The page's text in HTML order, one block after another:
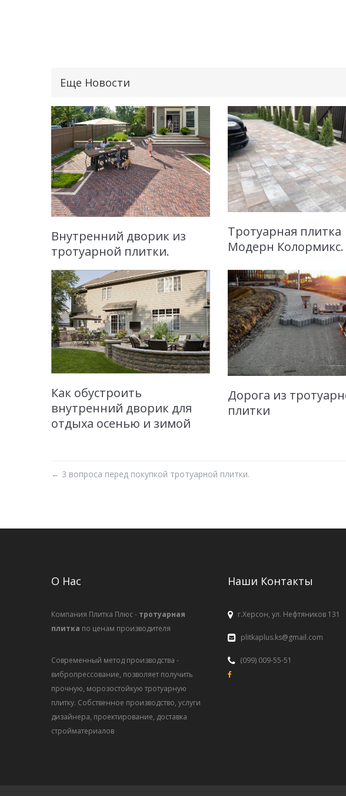
Еще Новости
Внутренний дворик из
тротуарной плитки.
Тротуарная плитка
Модерн Колормикс.
Как обустроить
внутренний дворик для
отдыха осенью и зимой
Дорога из
плитки
← 3 вопроса перед покупкой тротуарной плитки.
О Нас
Компания Плитка Плюс - тротуарная
плитка по ценам производителя
Современный метод производства -
вибропрессование, позволяет получить
прочную, морозостойкую тротуарную
плитку. Собственное производство, услуги
дизайнера, проектирование, доставка
стройматериалов
Наши Контакты
г.Херсон, ул. Нефтяников 131
plitkaplus.ks@gmail.com
(099) 009-55-51